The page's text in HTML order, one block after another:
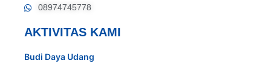
08974745778
AKTIVITAS KAMI
Budi Daya Udang